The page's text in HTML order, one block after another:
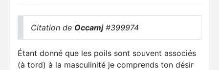
Citation de Occamj#399974
Étant donné que les poils sont souvent associés
(à tord) à la masculinité je comprends ton désir